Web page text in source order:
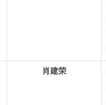
肖建荣